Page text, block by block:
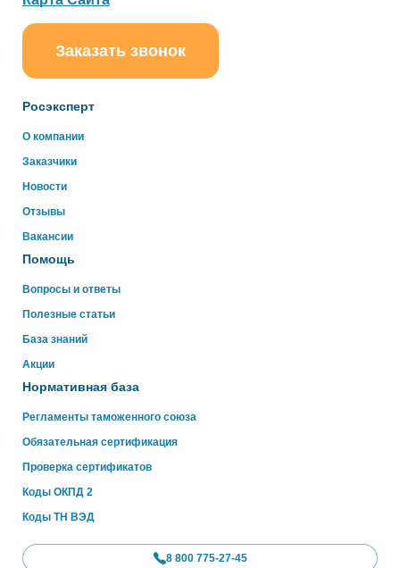
Росэксперт
О компании
Заказчики
Новости
Отзывы
Вакансии
Помощь
Вопросы и ответы
Полезные статьи
База знаний
Акции
Нормативная база
Регламенты таможенного союза
Обязательная сертификация
Проверка сертификатов
Коды ОКПД 2
Коды ТН ВЭД
Заказать звонок
8 800 775-27-45
online
Здравствуйте!
Свяжитесь с нами через WhatsApp нажав на кнопку